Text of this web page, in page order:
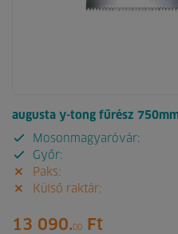
augusta y-tong fűrész
Mosonmagyaróvár:
Győr:
Paks:
Külső raktár:
13 090.00 Ft